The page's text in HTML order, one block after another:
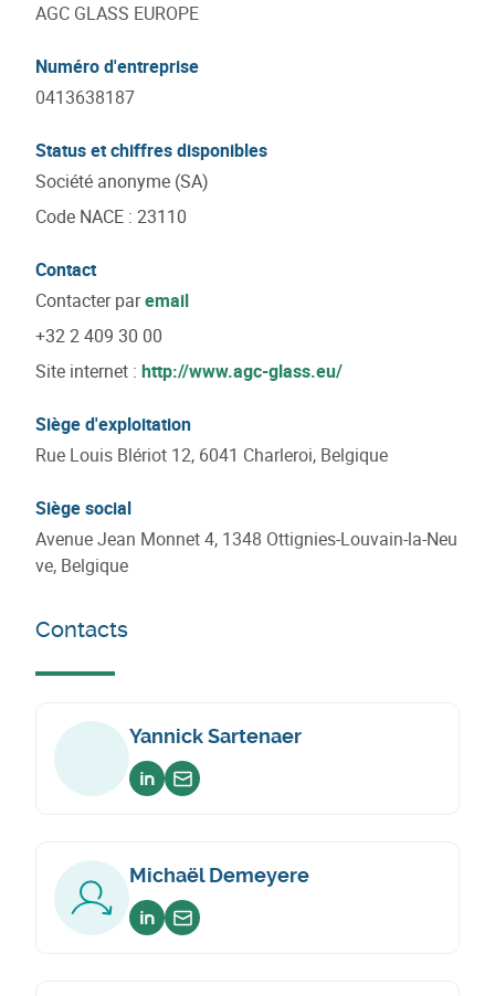
AGC GLASS EUROPE
Numéro d'entreprise
0413638187
Status et chiffres disponibles
Société anonyme (SA)
Code NACE : 23110
Contact
Contacter paremail
+32 2 409 30 00
Site internet : http://www.agc-glass.eu/
Siège d'exploitation
Rue Louis Blériot 12, 6041 Charleroi, Belgique
Siège social
Avenue Jean Monnet 4, 1348 Ottignies-Louvain-la-Neu
ve, Belgique
Contacts
Yannick Sartenaer
Voir sur linkedin
Envoyer un email
Michaël Demeyere
Voir sur linkedin
Envoyer un email